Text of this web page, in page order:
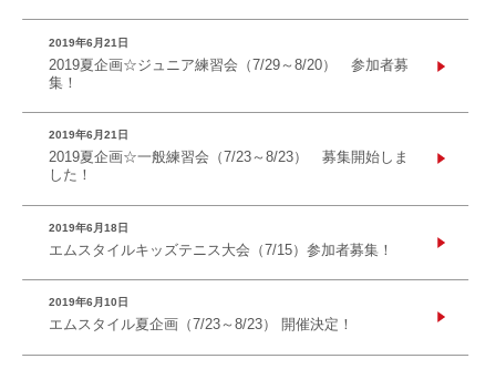
2019年6月21日
2019夏企画☆ジュニア練習会（7/29～8/20） 参加者募
集！
2019年6月21日
2019夏企画☆一般練習会（7/23～8/23） 募集開始しま
した！
2019年6月18日
エムスタイルキッズテニス大会（7/15）参加者募集！
2019年6月10日
エムスタイル夏企画（7/23～8/23） 開催決定！